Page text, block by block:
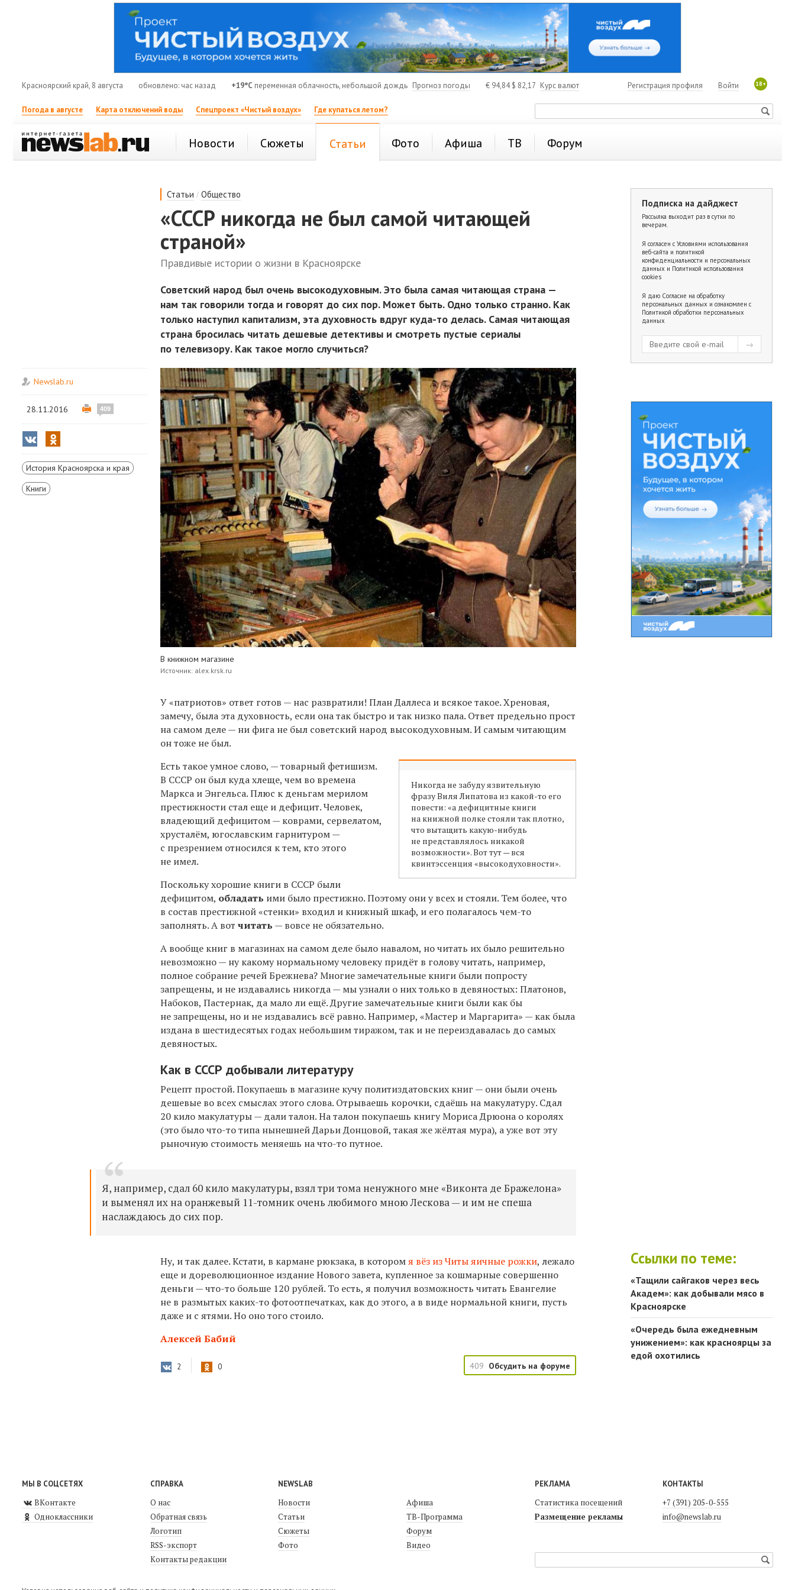
Красноярский край, 8 августа обновлено: час назад +19°C переменная облачность, небольшой дождь Прогноз погоды € 94,84$ 82,17 Курс валют 18+
Войти
Регистрация профиля
Погода в августе Карта отключений воды Спецпроект «Чистый воздух» Где купаться летом?
Новости Сюжеты Статьи Фото Афиша ТВ Форум
Статьи /Общество
«СССР никогда не был самой читающей
страной»
Правдивые истории о жизни в Красноярске
Советский народ был очень высокодуховным. Это была самая читающая страна —
нам так говорили тогда и говорят до сих пор. Может быть. Одно только странно. Как
только наступил капитализм, эта духовность вдруг куда-то делась. Cамая читающая
страна бросилась читать дешевые детективы и смотреть пустые сериалы
по телевизору. Как такое могло случиться?
Newslab.ru
28.11.2016 409
История Красноярска и края
Книги
В книжном магазине
Источник: alex.krsk.ru
У «патриотов» ответ готов — нас развратили! План Даллеса и всякое такое. Хреновая,
замечу, была эта духовность, если она так быстро и так низко пала. Ответ предельно прост
на самом деле — ни фига не был советский народ высокодуховным. И самым читающим
он тоже не был.
Никогда не забуду язвительную
фразу Виля Липатова из какой-то его
повести: «а дефицитные книги
на книжной полке стояли так плотно,
что вытащить какую-нибудь
не представлялось никакой
возможности». Вот тут — вся
квинтэссенция «высокодуховности».
Есть такое умное слово, — товарный фетишизм.
В СССР он был куда хлеще, чем во времена
Маркса и Энгельса. Плюс к деньгам мерилом
престижности стал еще и дефицит. Человек,
владеющий дефицитом — коврами, сервелатом,
хрусталём, югославским гарнитуром —
с презрением относился к тем, кто этого
не имел.
Поскольку хорошие книги в СССР были
дефицитом, обладать ими было престижно. Поэтому они у всех и стояли. Тем более, что
в состав престижной «стенки» входил и книжный шкаф, и его полагалось чем-то
заполнять. А вотчитать — вовсе не обязательно.
А вообще книг в магазинах на самом деле было навалом, но читать их было решительно
невозможно — ну какому нормальному человеку придёт в голову читать, например,
полное собрание речей Брежнева? Многие замечательные книги были попросту
запрещены, и не издавались никогда — мы узнали о них только в девяностых: Платонов,
Набоков, Пастернак, да мало ли ещё. Другие замечательные книги были как бы
не запрещены, но и не издавались всё равно. Например, «Мастер и Маргарита» — как была
издана в шестидесятых годах небольшим тиражом, так и не переиздавалась до самых
девяностых.
Как в СССР добывали литературу
Рецепт простой. Покупаешь в магазине кучу политиздатовских книг — они были очень
дешевые во всех смыслах этого слова. Отрываешь корочки, сдаёшь на макулатуру. Сдал
20 кило макулатуры — дали талон. На талон покупаешь книгу Мориса Дрюона о королях
(это было что-то типа нынешней Дарьи Донцовой, такая же жёлтая мура), а уже вот эту
рыночную стоимость меняешь на что-то путное.
Я, например, сдал 60 кило макулатуры, взял три тома ненужного мне «Виконта де Бражелона»
и выменял их на оранжевый 11-томник очень любимого мною Лескова — и им не спеша
наслаждаюсь до сих пор.
Ну, и так далее. Кстати, в кармане рюкзака, в которомя вёз из Читы яичные рожки, лежало
еще и дореволюционное издание Нового завета, купленное за кошмарные совершенно
деньги — что-то больше 120 рублей. То есть, я получил возможность читать Евангелие
не в размытых каких-то фотоотпечатках, как до этого, а в виде нормальной книги, пусть
даже и с ятями. Но оно того стоило.
Алексей Бабий
2 0 409 Обсудить на форуме
Подписка на дайджест
Рассылка выходит раз в сутки по
вечерам.
Я согласен с Условиями использования
веб-сайта и политикой
конфиденциальности и персональных
данных и Политикой использования
cookies
Я даю Согласие на обработку
персональных данных и ознакомлен с
Политикой обработки персональных
данных
Ссылки по теме:
«Тащили сайгаков через весь
Академ»: как добывали мясо в
Красноярске
«Очередь была ежедневным
унижением»: как красноярцы за
едой охотились
МЫ В СОЦСЕТЯХ
ВКонтакте
Одноклассники
СПРАВКА
О нас
Обратная связь
Логотип
RSS-экспорт
Контакты редакции
NEWSLAB
Новости
Статьи
Сюжеты
Фото
Афиша
ТВ-Программа
Форум
Видео
РЕКЛАМА
Статистика посещений
Размещение рекламы
КОНТАКТЫ
+7 (391) 205-0-555
info@newslab.ru